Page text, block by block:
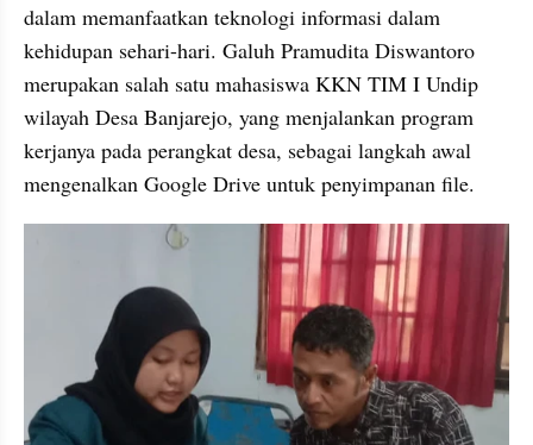
dalam memanfaatkan teknologi informasi dalam
kehidupan sehari-hari. Galuh Pramudita Diswantoro
merupakan salah satu mahasiswa KKN TIM I Undip
wilayah Desa Banjarejo, yang menjalankan program
kerjanya pada perangkat desa, sebagai langkah awal
mengenalkan Google Drive untuk penyimpanan file.